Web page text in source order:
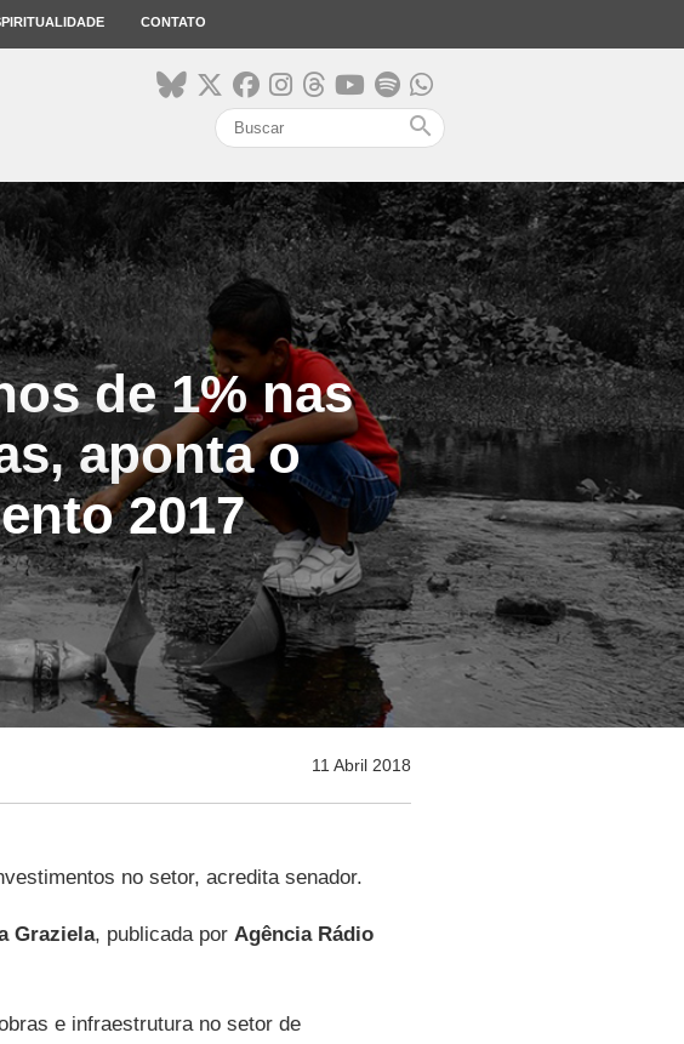
CONTATO
search
de 1% nas
aponta o
2017
11 Abril 2018
no setor, acredita senador.
Graziela, publicada por Agência Rádio
e infraestrutura no setor de